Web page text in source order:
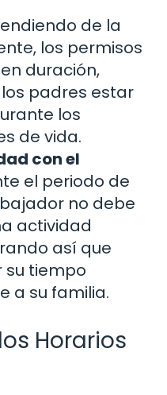
de la
los permisos
duración,
padres estar
los
de vida.
con el
el periodo de
no debe
actividad
así que
su tiempo
a su familia.
Horarios